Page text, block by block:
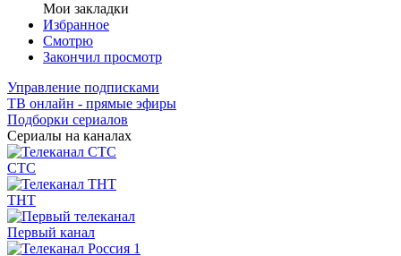
Мои закладки
Избранное
Смотрю
Закончил просмотр
Управление подписками
ТВ онлайн - прямые эфиры
Подборки сериалов
Сериалы на каналах
СТС
ТНТ
Первый канал